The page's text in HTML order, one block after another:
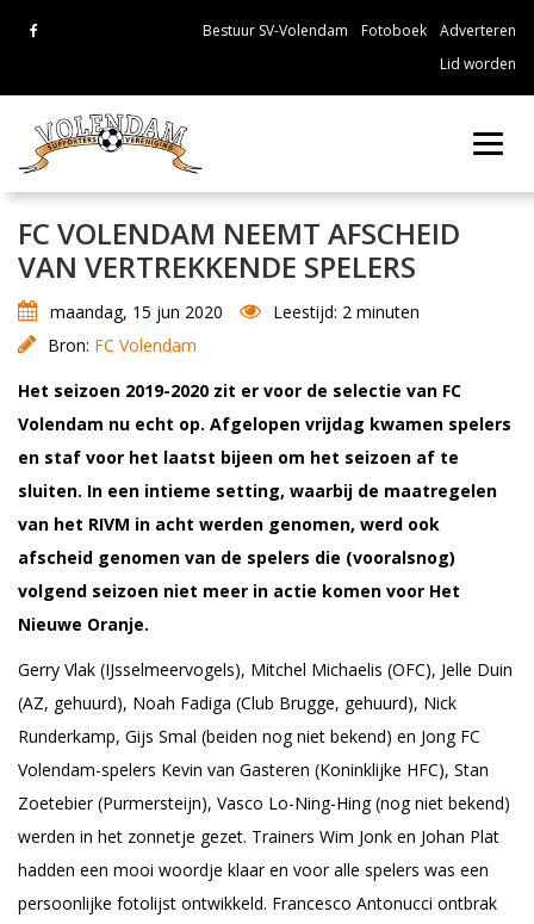
Bestuur SV-Volendam Fotoboek
Adverteren
Lid worden
FC VOLENDAM NEEMT AFSCHEID
VAN VERTREKKENDE SPELERS
maandag, 15 jun 2020
Leestijd: 2 minuten
Bron: FC Volendam
Het seizoen 2019-2020 zit er voor de selectie van FC
Volendam nu echt op. Afgelopen vrijdag kwamen spelers
en staf voor het laatst bijeen om het seizoen af te
sluiten. In een intieme setting, waarbij de maatregelen
van het RIVM in acht werden genomen, werd ook
afscheid genomen van de spelers die (vooralsnog)
volgend seizoen niet meer in actie komen voor Het
Nieuwe Oranje.
Gerry Vlak (IJsselmeervogels), Mitchel Michaelis (OFC), Jelle Duin
(AZ, gehuurd), Noah Fadiga (Club Brugge, gehuurd), Nick
Runderkamp, Gijs Smal (beiden nog niet bekend) en Jong FC
Volendam-spelers Kevin van Gasteren (Koninklijke HFC), Stan
Zoetebier (Purmersteijn), Vasco Lo-Ning-Hing (nog niet bekend)
werden in het zonnetje gezet. Trainers Wim Jonk en Johan Plat
hadden een mooi woordje klaar en voor alle spelers was een
persoonlijke fotolijst ontwikkeld. Francesco Antonucci ontbrak